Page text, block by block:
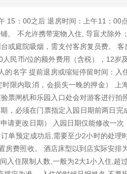
15：00之后 退房时间：上午11：00
。 不允许携带宠物入住, 导盲犬除外
或庭院吸烟，需支付客房复员费。 客
民币/位的额外费用（含税），12岁
名字 提前退房或缩短停留时间：入
限内取消，会损失一晚的押金） 上
票闸机和乐园入口处会对游客进行拍
，必须在门票指定入园日期前两日完
请更改日期） 入园日期仅能修改一次
单预定成功后,需要至少2小时的处理
费照收。 酒店床型以到店实际安排
入住限制人数,一般为2大1小入住,超